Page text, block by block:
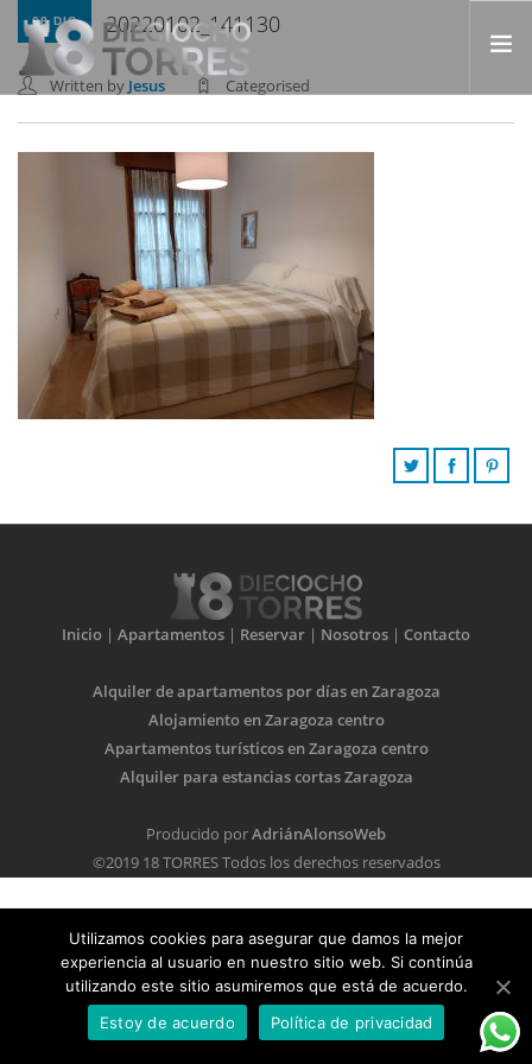
APARTAMENTOS
CONTACTO
08 DIC 20220102_141130
Written by Jesus Categorised
Inicio | Apartamentos | Reservar | Nosotros | Contacto
Alquiler de apartamentos por días en Zaragoza
Alojamiento en Zaragoza centro
Apartamentos turísticos en Zaragoza centro
Alquiler para estancias cortas Zaragoza
Producido porAdriánAlonsoWeb
©2019 18 TORRES Todos los derechos reservados
Utilizamos cookies para asegurar que damos la mejor
experiencia al usuario en nuestro sitio web. Si continúa
utilizando este sitio asumiremos que está de acuerdo.
Estoy de acuerdo
Política de privacidad